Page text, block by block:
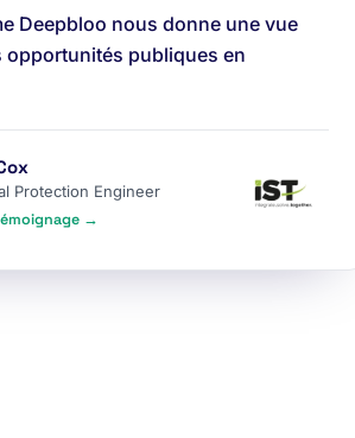
Deepbloo nous donne une vue
opportunités publiques en
Protection Engineer
→